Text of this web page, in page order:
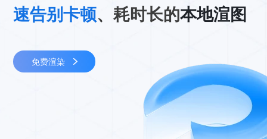
速告别卡顿、耗时长的本地渲图
免费渲染